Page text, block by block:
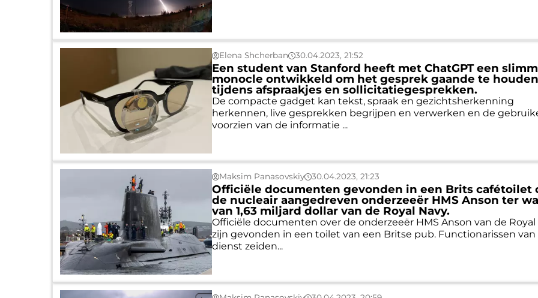
Elena Shcherban 30.04.2023, 21:52
Een student van Stanford heeft met ChatGPT een
monocle ontwikkeld om het gesprek gaande te houden
tijdens afspraakjes en sollicitatiegesprekken.
De compacte gadget kan tekst, spraak en gezichtsherkenning
herkennen, live gesprekken begrijpen en verwerken en de
voorzien van de informatie ...
Maksim Panasovskiy 30.04.2023, 21:23
Officiële documenten gevonden in een Brits cafétoilet
de nucleair aangedreven onderzeeër HMS Anson ter
van 1,63 miljard dollar van de Royal Navy.
Officiële documenten over de onderzeeër HMS Anson van de Royal
zijn gevonden in een toilet van een Britse pub. Functionarissen van
dienst zeiden...